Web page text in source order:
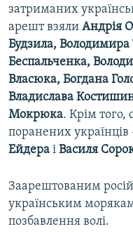
затриманих
арешт взяли Андрія
Будзила,
Беспальченка,
Власюка, Богдана
Владислава
Мокрюка. Крім того,
поранених українців
Ейдера і Василя
Заарештованим
українським
позбавлення волі.